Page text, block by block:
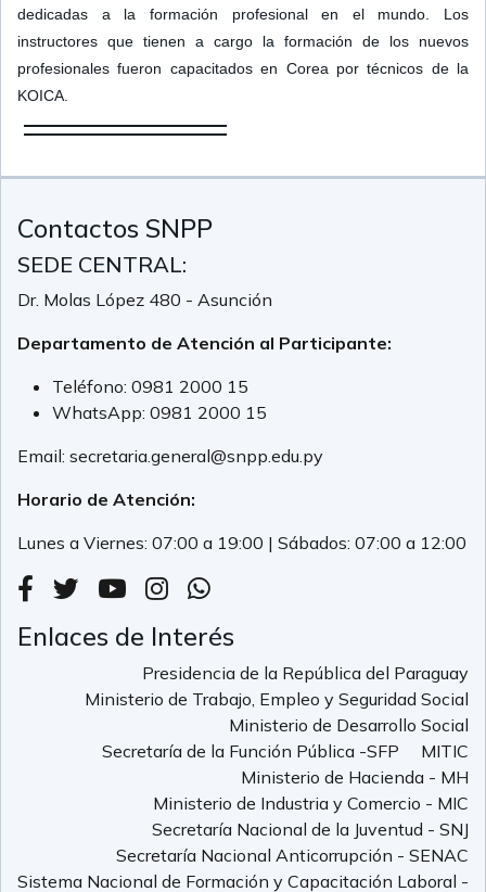
dedicadas a la formación profesional en el mundo. Los
instructores que tienen a cargo la formación de los nuevos
profesionales fueron capacitados en Corea por técnicos de la
KOICA.
Contactos SNPP
SEDE CENTRAL:
Dr. Molas López 480 - Asunción
Departamento de Atención al Participante:
Teléfono: 0981 2000 15
WhatsApp: 0981 2000 15
Email: secretaria.general@snpp.edu.py
Horario de Atención:
Lunes a Viernes: 07:00 a 19:00 | Sábados: 07:00 a 12:00
Enlaces de Interés
Presidencia de la República del Paraguay
Ministerio de Trabajo, Empleo y Seguridad Social
Ministerio de Desarrollo Social
Secretaría de la Función Pública -SFP
MITIC
Ministerio de Hacienda - MH
Ministerio de Industria y Comercio - MIC
Secretaría Nacional de la Juventud - SNJ
Secretaría Nacional Anticorrupción - SENAC
Sistema Nacional de Formación y Capacitación Laboral -